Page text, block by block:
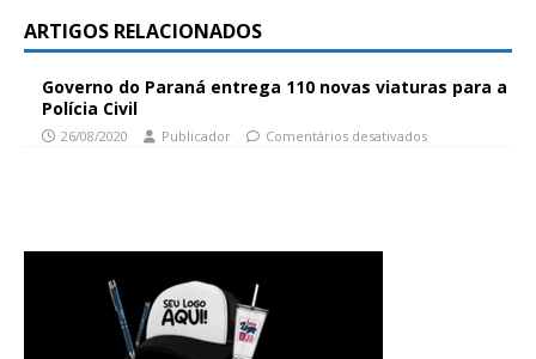
ARTIGOS RELACIONADOS
Governo do Paraná entrega 110 novas viaturas para a
Polícia Civil
26/08/2020 Publicador Comentários desativados